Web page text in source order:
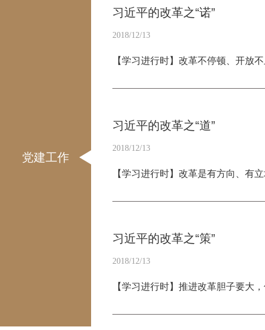
党建工作
习近平的改革之“诺”
2018/12/13
【学习进行时】改革不停顿、开放
习近平的改革之“道”
2018/12/13
【学习进行时】改革是有方向、有
习近平的改革之“策”
2018/12/13
【学习进行时】推进改革胆子要大